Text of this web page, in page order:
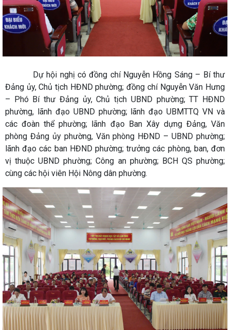
Dự hội nghị có đồng chí Nguyễn Hồng Sáng – Bí thư
Đảng ủy, Chủ tịch HĐND phường; đồng chí Nguyễn Văn Hưng
– Phó Bí thư Đảng ủy, Chủ tịch UBND phường; TT HĐND
phường, lãnh đạo UBND phường; lãnh đạo UBMTTQ VN và
các đoàn thể phường; lãnh đạo Ban Xây dựng Đảng, Văn
phòng Đảng ủy phường, Văn phòng HĐND – UBND phường;
lãnh đạo các ban HĐND phường; trưởng các phòng, ban, đơn
vị thuộc UBND phường; Công an phường; BCH QS phường;
cùng các hội viên Hội Nông dân phường.